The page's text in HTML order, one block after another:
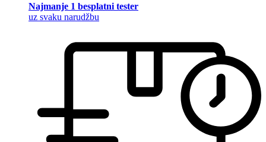
Najmanje 1 besplatni tester
uz svaku narudžbu